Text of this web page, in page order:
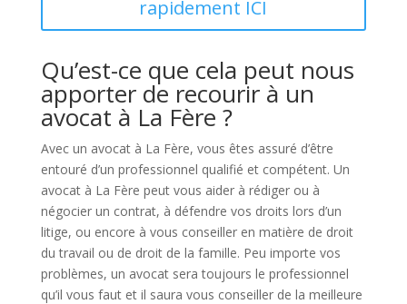
rapidement ICI
Qu’est-ce que cela peut nous
apporter de recourir à un
avocat à La Fère ?
Avec un avocat à La Fère, vous êtes assuré d’être
entouré d’un professionnel qualifié et compétent. Un
avocat à La Fère peut vous aider à rédiger ou à
négocier un contrat, à défendre vos droits lors d’un
litige, ou encore à vous conseiller en matière de droit
du travail ou de droit de la famille. Peu importe vos
problèmes, un avocat sera toujours le professionnel
qu’il vous faut et il saura vous conseiller de la meilleure